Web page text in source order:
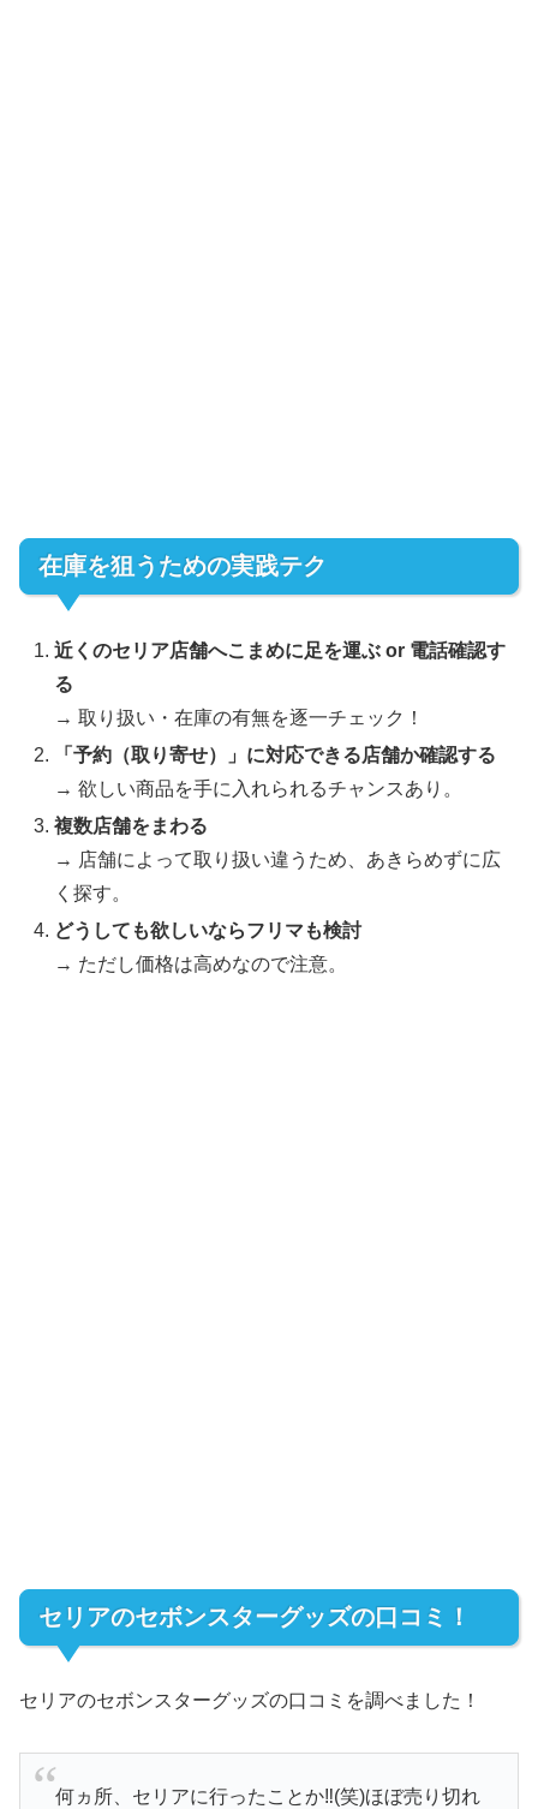
在庫を狙うための実践テク
近くのセリア店舗へこまめに足を運ぶ or 電話確認す
る
→ 取り扱い・在庫の有無を逐一チェック！
「予約（取り寄せ）」に対応できる店舗か確認する
→ 欲しい商品を手に入れられるチャンスあり。
複数店舗をまわる
→ 店舗によって取り扱い違うため、あきらめずに広
く探す。
どうしても欲しいならフリマも検討
→ ただし価格は高めなので注意。
セリアのセボンスターグッズの口コミ！
セリアのセボンスターグッズの口コミを調べました！
何ヵ所、セリアに行ったことか‼️(笑)ほぼ売り切れ